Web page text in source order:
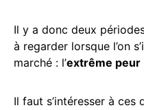
Il y a donc deux
à regarder lorsque l’on
marché : l’extrême peur
Il faut s’intéresser à